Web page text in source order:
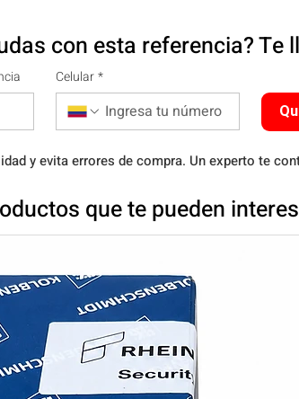
con esta referencia? Te
Celular *
y evita errores de compra. Un experto te
que te pueden